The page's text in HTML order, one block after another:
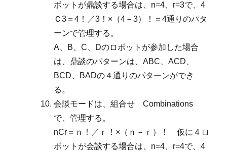
ボットが鼎談する場合は、n=4、r=3で、4
Ｃ3＝4！／3！×（4－3）！＝4通りのパタ
ーンで管理する。
A、B、C、Dのロボットが参加した場合
は、鼎談のパターンは、ABC、ACD、
BCD、BADの４通りのパターンができ
る。
会談モードは、組合せ Combinations
で、管理する。
nCr＝ｎ！／ｒ！×（ｎ－ｒ）！ 仮に４ロ
ボットが会談する場合は、n=4、r=4で、4